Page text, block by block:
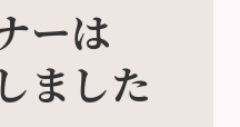
ーは
ました